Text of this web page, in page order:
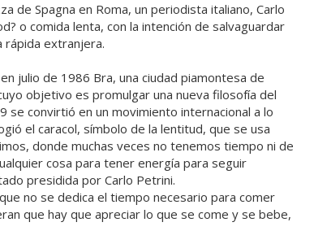
de Spagna en Roma, un periodista italiano, Carlo
o comida lenta, con la intención de salvaguardar
rápida extranjera.
julio de 1986 Bra, una ciudad piamontesa de
objetivo es promulgar una nueva filosofía del
se convirtió en un movimiento internacional a lo
el caracol, símbolo de la lentitud, que se usa
donde muchas veces no tenemos tiempo ni de
cosa para tener energía para seguir
presidida por Carlo Petrini.
no se dedica el tiempo necesario para comer
que hay que apreciar lo que se come y se bebe,